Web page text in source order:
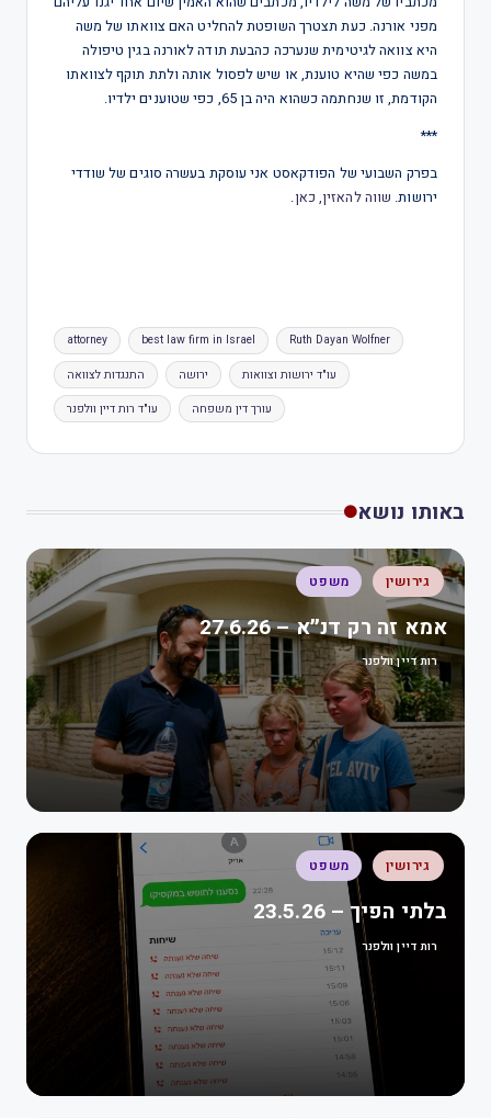
מפני אורנה. כעת תצטרך השופטת להחליט האם צוואתו של משה
היא צוואה לגיטימית שנערכה כהבעת תודה לאורנה בגין טיפולה
במשה כפי שהיא טוענת, או שיש לפסול אותה ולתת תוקף לצוואתו
הקודמת, זו שנחתמה כשהוא היה בן 65, כפי שטוענים ילדיו.
***
בפרק השבועי של הפודקאסט אני עוסקת בעשרה סוגים של שודדי
ירושות. שווה להאזין, כאן.
attorney best law firm in Israel Ruth Dayan Wolfner
התנגדות לצוואה ירושה עו"ד ירושות וצוואות
עו"ד רות דיין וולפנר עורך דין משפחה
באותו נושא
גירושין משפט
אמא זה רק דנ״א – 27.6.26
רות דיין וולפנר
גירושין משפט
בלתי הפיך – 23.5.26
רות דיין וולפנר